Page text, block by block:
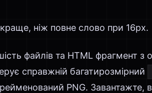
ніж повне слово при 16px.
файлів та HTML фрагмент з
справжній багатирозмірний
PNG. Завантажте,